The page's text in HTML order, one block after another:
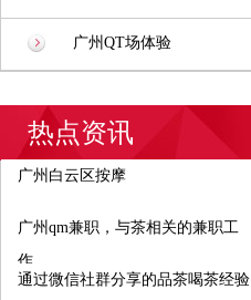
广州QT场体验
热点资讯
广州白云区按摩
广州qm兼职，与茶相关的兼职工
作
通过微信社群分享的品茶喝茶经验